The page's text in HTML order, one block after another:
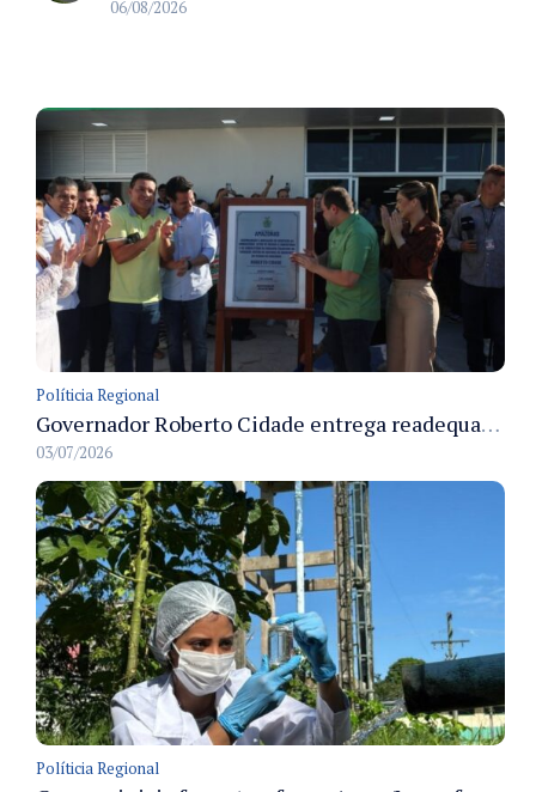
06/08/2026
Políticia Regional
Governador Roberto Cidade entrega readequação do ambulatório da FCecon e amplia capacidade de atendimento oncológico em Manaus
03/07/2026
Políticia Regional